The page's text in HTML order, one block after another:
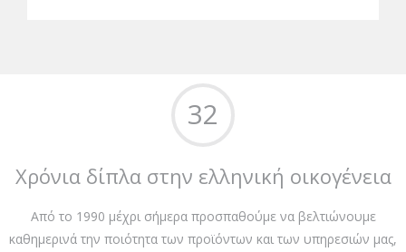
32
Χρόνια δίπλα στην ελληνική οικογένεια
Από το 1990 μέχρι σήμερα προσπαθούμε να βελτιώνουμε
καθημερινά την ποιότητα των προϊόντων και των υπηρεσιών μας,